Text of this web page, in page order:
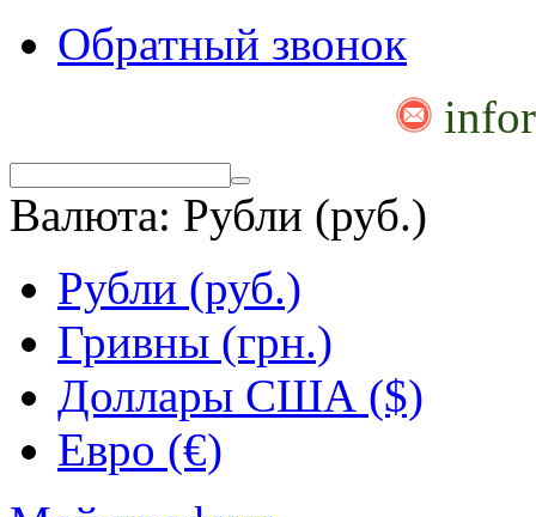
Обратный звонок
Валюта: Рубли (руб.)
Рубли (руб.)
Гривны (грн.)
Доллары США ($)
Евро (€)